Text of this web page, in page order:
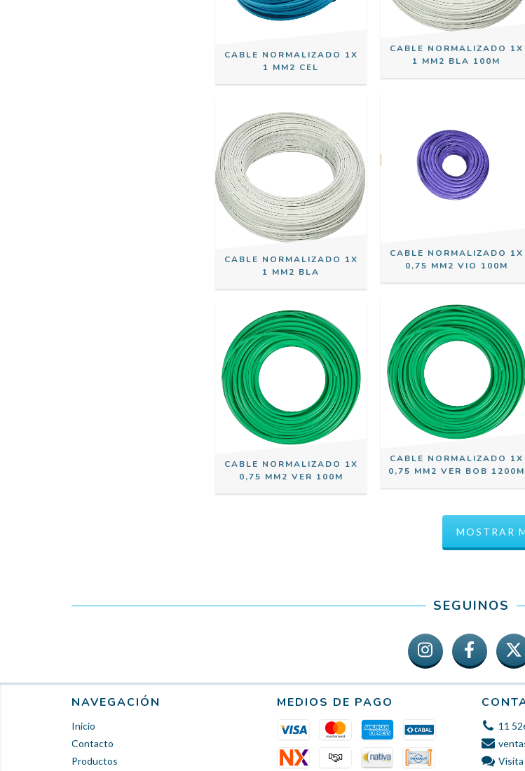
CABLE NORMALIZADO 1X
1 MM2 CEL
CABLE NORMALIZADO 1X
1 MM2 BLA 100M
CABLE NORMALIZADO 1X
1 MM2 BLA
CABLE NORMALIZADO 1X
0,75 MM2 VIO 100M
CABLE NORMALIZADO 1X
0,75 MM2 VER 100M
CABLE NORMALIZADO 1X
0,75 MM2 VER BOB 1200M
MOSTRAR
SEGUINOS
NAVEGACIÓN
Inicio
Contacto
Productos
MEDIOS DE PAGO
11